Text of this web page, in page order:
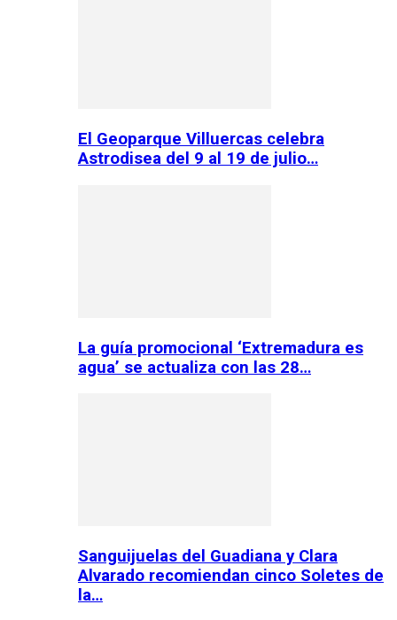
El Geoparque Villuercas celebra
Astrodisea del 9 al 19 de julio…
La guía promocional ‘Extremadura es
agua’ se actualiza con las 28…
Sanguijuelas del Guadiana y Clara
Alvarado recomiendan cinco Soletes de
la…